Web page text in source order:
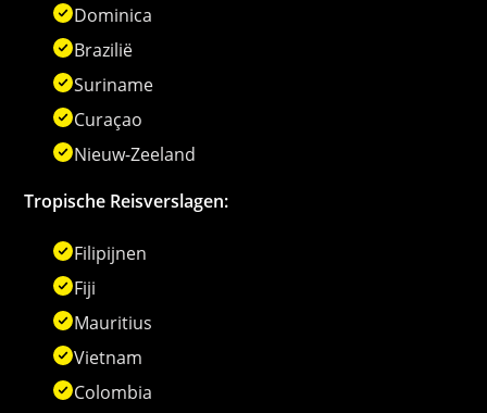
Dominica
Brazilië
Suriname
Curaçao
Nieuw-Zeeland
Tropische Reisverslagen:
Filipijnen
Fiji
Mauritius
Vietnam
Colombia